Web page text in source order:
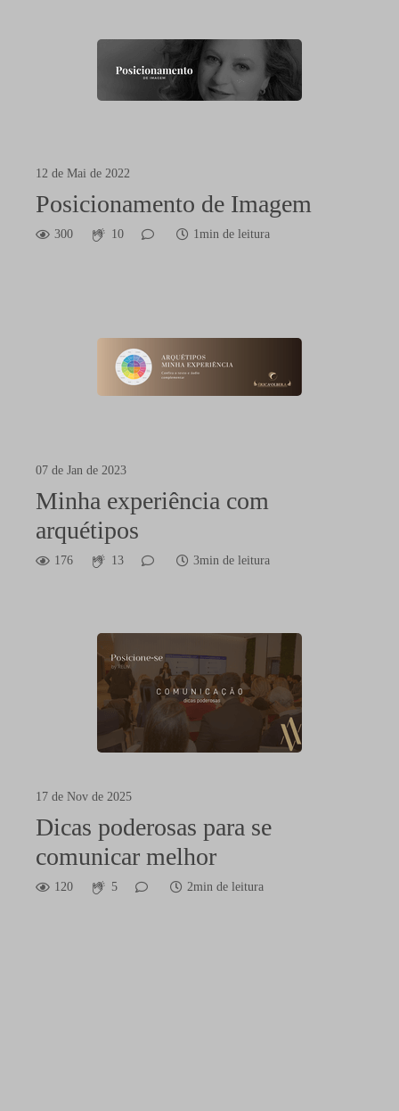
12 de Mai de 2022
Posicionamento de Imagem
300 10 1min de leitura
07 de Jan de 2023
Minha experiência com
arquétipos
176 13 3min de leitura
17 de Nov de 2025
Dicas poderosas para se
comunicar melhor
120 5 2min de leitura